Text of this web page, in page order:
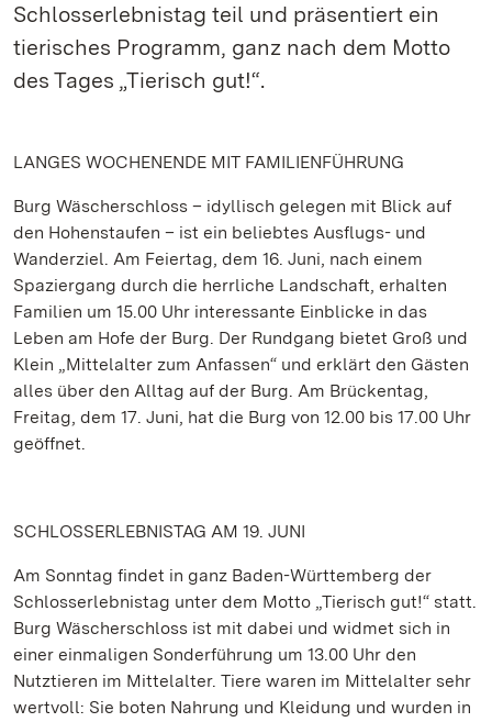
Schlosserlebnistag teil und präsentiert ein
tierisches Programm, ganz nach dem Motto
des Tages „Tierisch gut!“.
LANGES WOCHENENDE MIT FAMILIENFÜHRUNG
Burg Wäscherschloss – idyllisch gelegen mit Blick auf
den Hohenstaufen – ist ein beliebtes Ausflugs- und
Wanderziel. Am Feiertag, dem 16. Juni, nach einem
Spaziergang durch die herrliche Landschaft, erhalten
Familien um 15.00 Uhr interessante Einblicke in das
Leben am Hofe der Burg. Der Rundgang bietet Groß und
Klein „Mittelalter zum Anfassen“ und erklärt den Gästen
alles über den Alltag auf der Burg. Am Brückentag,
Freitag, dem 17. Juni, hat die Burg von 12.00 bis 17.00 Uhr
geöffnet.
SCHLOSSERLEBNISTAG AM 19. JUNI
Am Sonntag findet in ganz Baden-Württemberg der
Schlosserlebnistag unter dem Motto „Tierisch gut!“ statt.
Burg Wäscherschloss ist mit dabei und widmet sich in
einer einmaligen Sonderführung um 13.00 Uhr den
Nutztieren im Mittelalter. Tiere waren im Mittelalter sehr
wertvoll: Sie boten Nahrung und Kleidung und wurden in